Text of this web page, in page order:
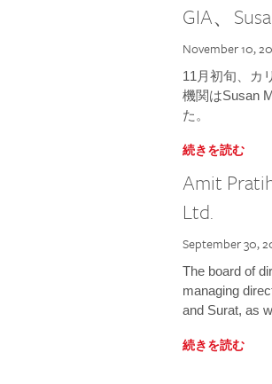
GIA、
November 10,
11月初旬、カ
機関はSusan
た。
続きを読む
Amit
Ltd.
September 30,
The board of
managing
and Surat, as
続きを読む